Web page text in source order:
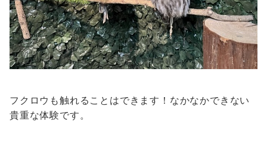
フクロウも触れることはできます！なかなかできない
貴重な体験です。